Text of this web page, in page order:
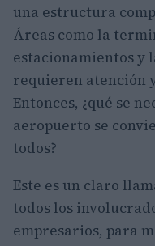
una estructura
Áreas como la
estacionamientos y
requieren atención
Entonces, ¿qué se
aeropuerto se
todos?
Este es un claro
todos los
empresarios, para